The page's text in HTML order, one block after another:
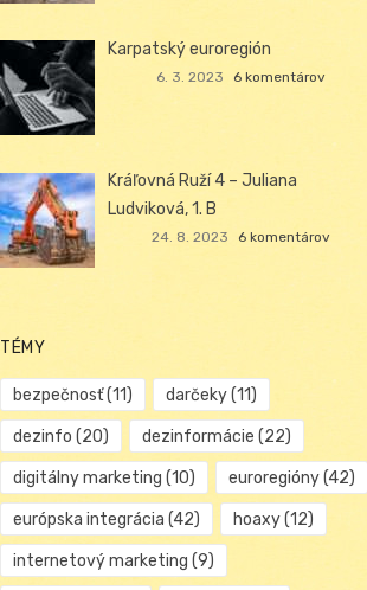
Karpatský euroregión
6. 3. 2023 6 komentárov
Kráľovná Ruží 4 – Juliana
Ludviková, 1. B
24. 8. 2023 6 komentárov
TÉMY
bezpečnosť(11) darčeky(11)
dezinfo (20) dezinformácie (22)
digitálny marketing (10) euroregióny(42)
európska integrácia (42) hoaxy(12)
internetový marketing (9)